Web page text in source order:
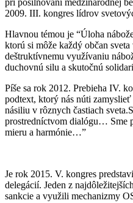
2009. III. kongres lídrov
Hlavnou témou je “Úloha
ktorú si môže každý občan
deštruktívnemu využívaniu
duchovnú silu a skutočnú
Píše sa rok 2012. Prebieha IV.
podtext, ktorý nás núti
násiliu v rôznych častiach
prostredníctvom dialógu… Sme
mieru a harmónie…”
Je rok 2015. V. kongres
delegácií. Jeden z
sankcie a využili mechanizmy